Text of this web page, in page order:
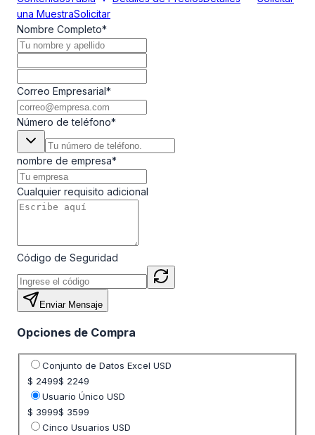
una MuestraSolicitar
Nombre Completo*
Correo Empresarial*
Número de teléfono*
nombre de empresa*
Cualquier requisito adicional
Código de Seguridad
Enviar Mensaje
Opciones de Compra
Seleccione opción de precio
Conjunto de Datos Excel USD
$ 2499$ 2249
Usuario Único USD
$ 3999$ 3599
Cinco Usuarios USD